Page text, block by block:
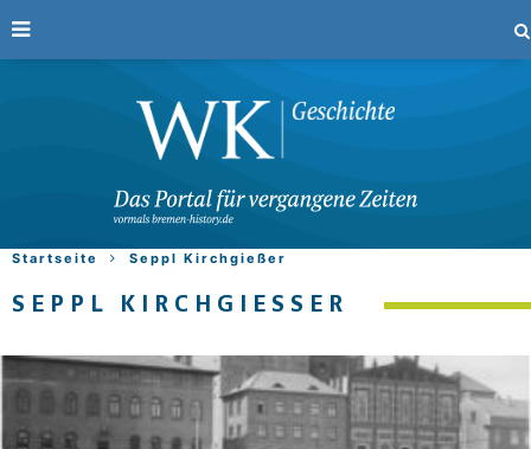
Startseite Seppl Kirchgießer
SEPPL KIRCHGIESSER